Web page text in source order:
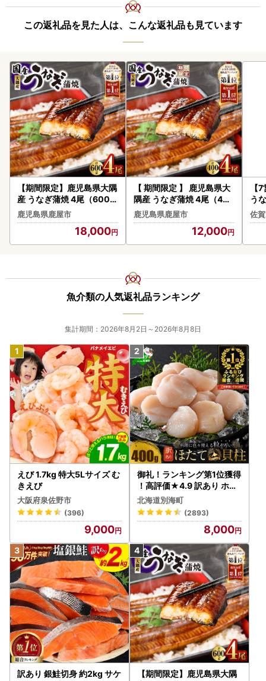
この返礼品を見た人は、こんな返礼品も見ています
【期間限定】鹿児島県大隅
産 うなぎ蒲焼 4尾（600g
） KN007-004-04-cp18
うなぎ 鰻 魚 惣菜 総菜
鹿児島県鹿屋市
18,000
【 期間限定 】 鹿児島県大
隅産 うなぎ蒲焼 4尾（400
g） KN007-023 うなぎ
鰻 魚 惣菜 総菜
鹿児島県鹿屋市
12,000
【
う
切
佐
魚介類の人気返礼品ランキング
集計期間：2026年8月2日～2026年8月8日
えび 1.7kg 特大5Lサイズ む
きえび
大阪府泉佐野市
(396)
9,000
御礼！ランキング第1位獲得
！高評価★4.9 訳あり ホタ
テ 400g（ほたて 帆立 貝柱
冷凍 ）
北海道別海町
(2893)
8,000
訳あり 銀鮭切身 約2kg サケ
【期間限定】鹿児島県大隅